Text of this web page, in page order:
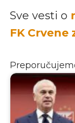
Sve vesti o
FK Crvene